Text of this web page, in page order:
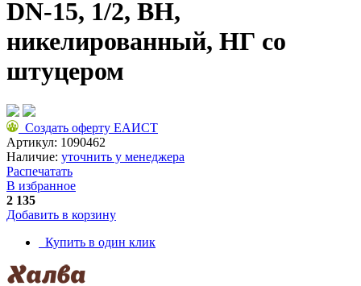
DN-15, 1/2, ВН,
никелированный, НГ со
штуцером
Создать оферту ЕАИСТ
Артикул: 1090462
Наличие: уточнить у менеджера
Распечатать
В избранное
2 135
Добавить в корзину
Купить в один клик